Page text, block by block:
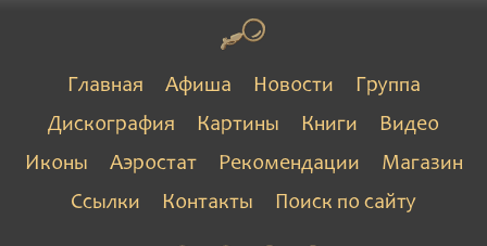
Главная Афиша Новости
Группа
Дискография
Картины Книги
Видео
Иконы
Аэростат Рекомендации
Магазин
Ссылки
Контакты Поиск по сайту